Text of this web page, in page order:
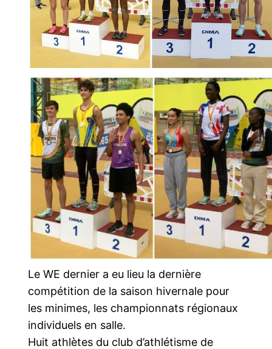
Le WE dernier a eu lieu la dernière
compétition de la saison hivernale pour
les minimes, les championnats régionaux
individuels en salle.
Huit athlètes du club d’athlétisme de